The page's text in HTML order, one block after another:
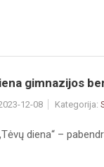
gimnazijos
12-08 Kategorija:
diena“ –